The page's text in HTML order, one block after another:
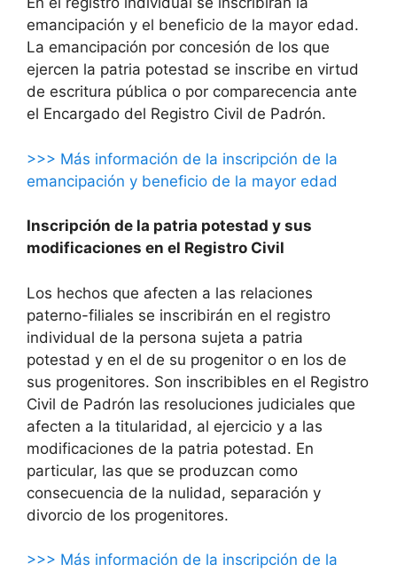
emancipación y el beneficio de la mayor edad.
La emancipación por concesión de los que
ejercen la patria potestad se inscribe en virtud
de escritura pública o por comparecencia ante
el Encargado del Registro Civil de Padrón.
>>> Más información de la inscripción de la
emancipación y beneficio de la mayor edad
Inscripción de la patria potestad y sus
modificaciones en el Registro Civil
Los hechos que afecten a las relaciones
paterno-filiales se inscribirán en el registro
individual de la persona sujeta a patria
potestad y en el de su progenitor o en los de
sus progenitores. Son inscribibles en el Registro
Civil de Padrón las resoluciones judiciales que
afecten a la titularidad, al ejercicio y a las
modificaciones de la patria potestad. En
particular, las que se produzcan como
consecuencia de la nulidad, separación y
divorcio de los progenitores.
>>> Más información de la inscripción de la